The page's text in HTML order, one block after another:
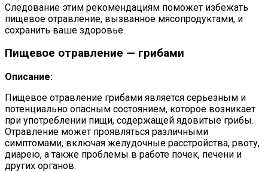
Следование этим рекомендациям поможет избежать
пищевое отравление, вызванное мясопродуктами, и
сохранить ваше здоровье.
Пищевое отравление — грибами
Описание:
Пищевое отравление грибами является серьезным и
потенциально опасным состоянием, которое возникает
при употреблении пищи, содержащей ядовитые грибы.
Отравление может проявляться различными
симптомами, включая желудочные расстройства, рвоту,
диарею, а также проблемы в работе почек, печени и
других органов.